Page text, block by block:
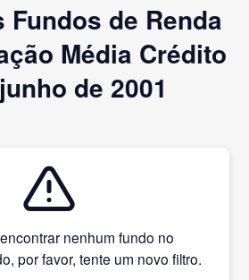
Fundos de Renda
Média Crédito
de 2001
nenhum fundo no
por favor, tente um novo filtro.